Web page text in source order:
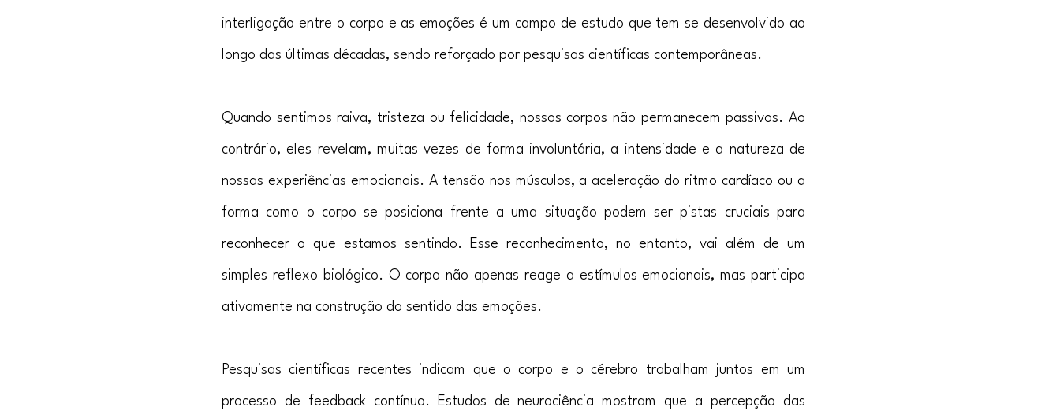
interligação entre o corpo e as emoções é um campo de estudo que tem se desenvolvido ao
longo das últimas décadas, sendo reforçado por pesquisas científicas contemporâneas.
Quando sentimos raiva, tristeza ou felicidade, nossos corpos não permanecem passivos. Ao
contrário, eles revelam, muitas vezes de forma involuntária, a intensidade e a natureza de
nossas experiências emocionais. A tensão nos músculos, a aceleração do ritmo cardíaco ou a
forma como o corpo se posiciona frente a uma situação podem ser pistas cruciais para
reconhecer o que estamos sentindo. Esse reconhecimento, no entanto, vai além de um
simples reflexo biológico. O corpo não apenas reage a estímulos emocionais, mas participa
ativamente na construção do sentido das emoções.
Pesquisas científicas recentes indicam que o corpo e o cérebro trabalham juntos em um
processo de feedback contínuo. Estudos de neurociência mostram que a percepção das